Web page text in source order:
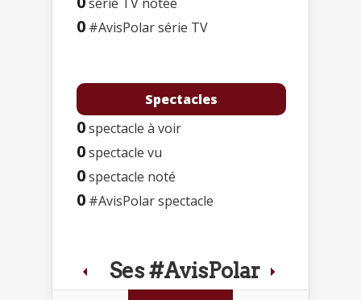
0 #AvisPolar série TV
Spectacles
0spectacle à voir
0spectacle vu
0spectacle noté
0 #AvisPolar spectacle
Ses #AvisPolar